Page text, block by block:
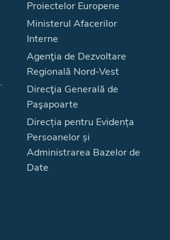
Proiectelor Europene
Ministerul Afacerilor
Interne
Agenţia de Dezvoltare
Regională Nord-Vest
Direcţia Generală de
Paşapoarte
Direcția pentru Evidența
Persoanelor și
Administrarea Bazelor de
Date